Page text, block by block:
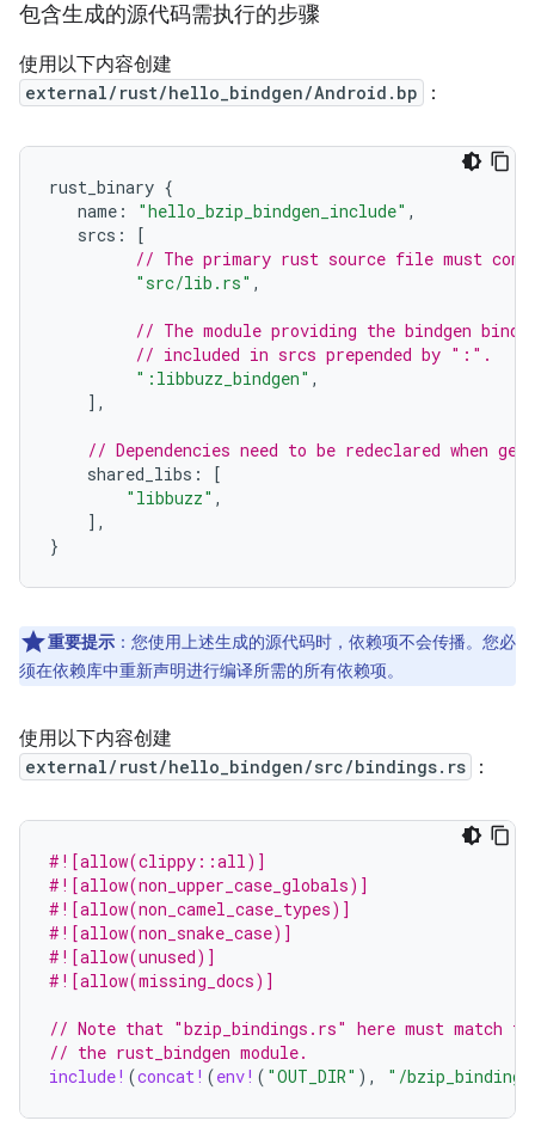
包含生成的源代码需执行的步骤
使用以下内容创建
external/rust/hello_bindgen/Android.bp ：
rust_binary {
name : "hello_bzip_bindgen_include" ,
srcs :
[
// The primary rust source file must
"src/lib.rs" ,
// The module providing the bindgen
// included in srcs prepended by ":".
":libbuzz_bindgen" ,
],
// Dependencies need to be redeclared when
shared_libs :
[
"libbuzz" ,
],
}
重要提示 ：您使用上述生成的源代码时，依赖项不会传播。您必
须在依赖库中重新声明进行编译所需的所有依赖项。
使用以下内容创建
external/rust/hello_bindgen/src/bindings.rs ：
#![allow(clippy::all)]
#![allow(non_upper_case_globals)]
#![allow(non_camel_case_types)]
#![allow(non_snake_case)]
#![allow(unused)]
#![allow(missing_docs)]
// Note that "bzip_bindings.rs" here must match
// the rust_bindgen module.
include! (concat! (env! ( "OUT_DIR" ), "/